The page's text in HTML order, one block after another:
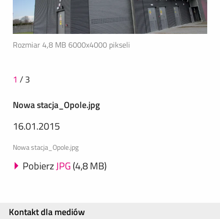
Rozmiar 4,8 MB 6000x4000 pikseli
1 /3
Nowa stacja_Opole.jpg
16.01.2015
Nowa stacja_Opole.jpg
PobierzJPG(4,8 MB)
Kontakt dla mediów